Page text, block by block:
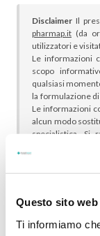
Questo sito
Ti informiamo
Disclaimer Il
pharmap.it (da
utilizzatori e
Le informazioni
scopo
qualsiasi
la formulazione
Le informazioni
alcun modo
specialistica. Si
proprio
indicazione
medicinale è